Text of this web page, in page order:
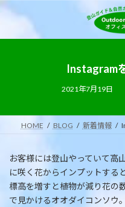
コ
ン
プ
ナ
ー
動
Instagram
2021年7月19日
HOME BLOG 新着情報
お客様には登山やっていて高
に咲く花からインプットする
標高を増すと植物が減り花の
で見かけるオオダイコンソウ